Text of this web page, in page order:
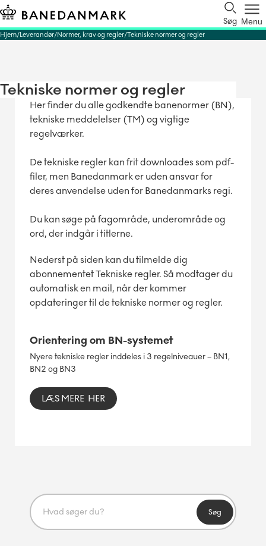
Søg Menu
Hjem Leverandør Normer, krav og regler Tekniske normer og regler
Tekniske normer og regler
Her finder du alle godkendte banenormer (BN),
tekniske meddelelser (TM) og vigtige
regelværker.
De tekniske regler kan frit downloades som pdf-
filer, men Banedanmark er uden ansvar for
deres anvendelse uden for Banedanmarks regi.
Du kan søge på fagområde, underområde og
ord, der indgår i titlerne.
Nederst på siden kan du tilmelde dig
abonnementet Tekniske regler. Så modtager du
automatisk en mail, når der kommer
opdateringer til de tekniske normer og regler.
Orientering om BN-systemet
Nyere tekniske regler inddeles i 3 regelniveauer – BN1,
BN2 og BN3
LÆS MERE HER
Søg